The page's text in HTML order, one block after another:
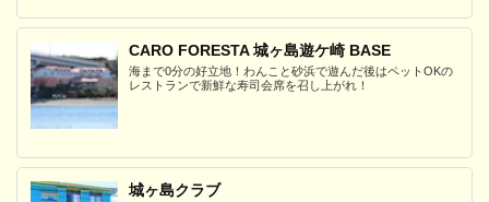
CARO FORESTA 城ヶ島遊ケ崎 BASE
海まで0分の好立地！わんこと砂浜で遊んだ後はペットOKの
レストランで新鮮な寿司会席を召し上がれ！
城ヶ島クラブ